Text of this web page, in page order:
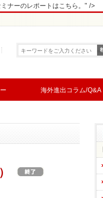
ナーのレポートはこちら。" />
海外進出コラム/Q&A